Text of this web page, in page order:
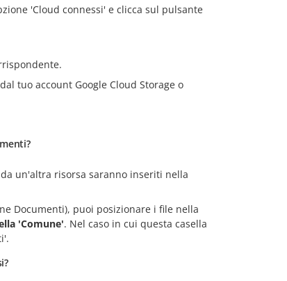
'Cloud connessi' e clicca sul pulsante
tuo account Google Cloud Storage o
un'altra risorsa saranno inseriti nella
Documenti), puoi posizionare i file nella
'Comune'. Nel caso in cui questa casella